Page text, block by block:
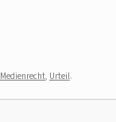
Medienrecht, Urteil.